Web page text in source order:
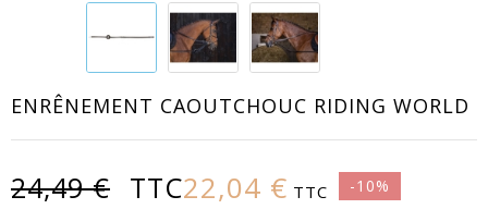
ENRÊNEMENT CAOUTCHOUC RIDING WORLD
24,49 € TTC22,04 € TTC -10%